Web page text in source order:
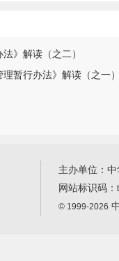
》解读（之二）
暂行办法》解读（之一
主办单位：
网站标识码：
© 1999-2026